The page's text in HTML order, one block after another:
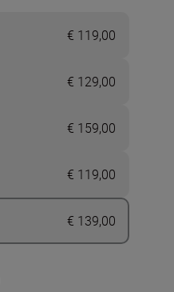
€ 119,00
€ 129,00
€ 159,00
€ 119,00
€ 139,00